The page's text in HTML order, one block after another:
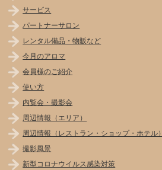
サービス
パートナーサロン
レンタル備品・物販など
今月のアロマ
会員様のご紹介
使い方
内覧会・撮影会
周辺情報（エリア）
周辺情報（レストラン・ショップ・ホテル）
撮影風景
新型コロナウイルス感染対策